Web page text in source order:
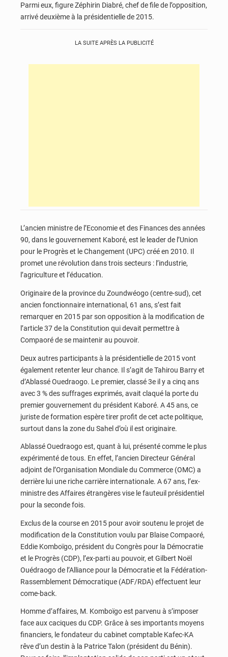
Parmi eux, figure Zéphirin Diabré, chef de file de l’opposition,
arrivé deuxième à la présidentielle de 2015.
LA SUITE APRÈS LA PUBLICITÉ
L’ancien ministre de l’Economie et des Finances des années
90, dans le gouvernement Kaboré, est le leader de l’Union
pour le Progrès et le Changement (UPC) créé en 2010. Il
promet une révolution dans trois secteurs : l’industrie,
l’agriculture et l’éducation.
Originaire de la province du Zoundwéogo (centre-sud), cet
ancien fonctionnaire international, 61 ans, s’est fait
remarquer en 2015 par son opposition à la modification de
l’article 37 de la Constitution qui devait permettre à
Compaoré de se maintenir au pouvoir.
Deux autres participants à la présidentielle de 2015 vont
également retenter leur chance. Il s’agit de Tahirou Barry et
d’Ablassé Ouedraogo. Le premier, classé 3e il y a cinq ans
avec 3 % des suffrages exprimés, avait claqué la porte du
premier gouvernement du président Kaboré. A 45 ans, ce
juriste de formation espère tirer profit de cet acte politique,
surtout dans la zone du Sahel d’où il est originaire.
Ablassé Ouedraogo est, quant à lui, présenté comme le plus
expérimenté de tous. En effet, l’ancien Directeur Général
adjoint de l’Organisation Mondiale du Commerce (OMC) a
derrière lui une riche carrière internationale. A 67 ans, l’ex-
ministre des Affaires étrangères vise le fauteuil présidentiel
pour la seconde fois.
Exclus de la course en 2015 pour avoir soutenu le projet de
modification de la Constitution voulu par Blaise Compaoré,
Eddie Komboïgo, président du Congrès pour la Démocratie
et le Progrès (CDP), l’ex-parti au pouvoir, et Gilbert Noël
Ouédraogo de l’Alliance pour la Démocratie et la Fédération-
Rassemblement Démocratique (ADF/RDA) effectuent leur
come-back.
Homme d’affaires, M. Komboïgo est parvenu à s’imposer
face aux caciques du CDP. Grâce à ses importants moyens
financiers, le fondateur du cabinet comptable Kafec-KA
rêve d’un destin à la Patrice Talon (président du Bénin).